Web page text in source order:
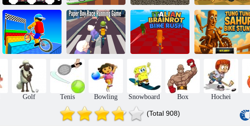
ICycle Ciclism de bază
Bike Dash
Speed &
Balance Race
OBBY pe
bicicletă
OBBY pe
bicicletă
Joc de alergare a
cursei de hârtie
Rush italian
Brainrot Bike
Tung Tung
Sahur pentru
biciclete
Golf Tenis Bowling Snowboard Box Hochei
(Total 908)